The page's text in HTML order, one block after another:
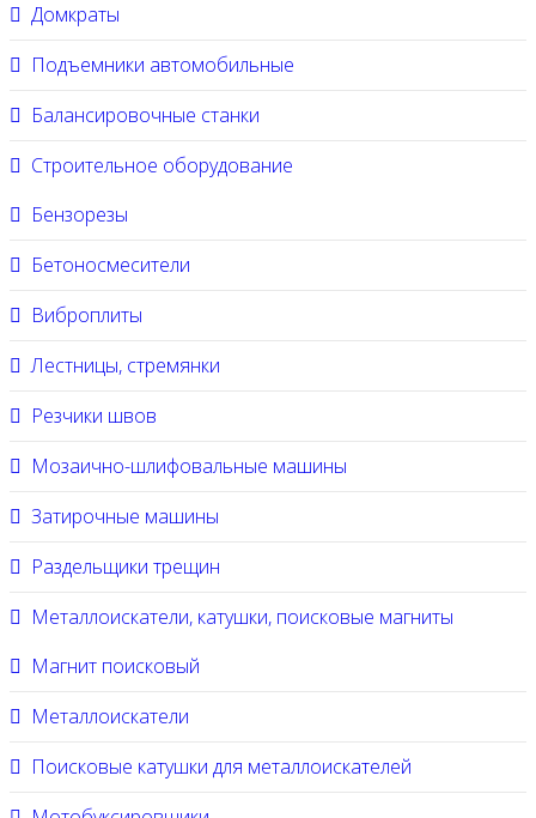
Домкраты
Подъемники автомобильные
Балансировочные станки
Строительное оборудование
Бензорезы
Бетоносмесители
Виброплиты
Лестницы, стремянки
Резчики швов
Мозаично-шлифовальные машины
Затирочные машины
Раздельщики трещин
Металлоискатели, катушки, поисковые магниты
Магнит поисковый
Металлоискатели
Поисковые катушки для металлоискателей